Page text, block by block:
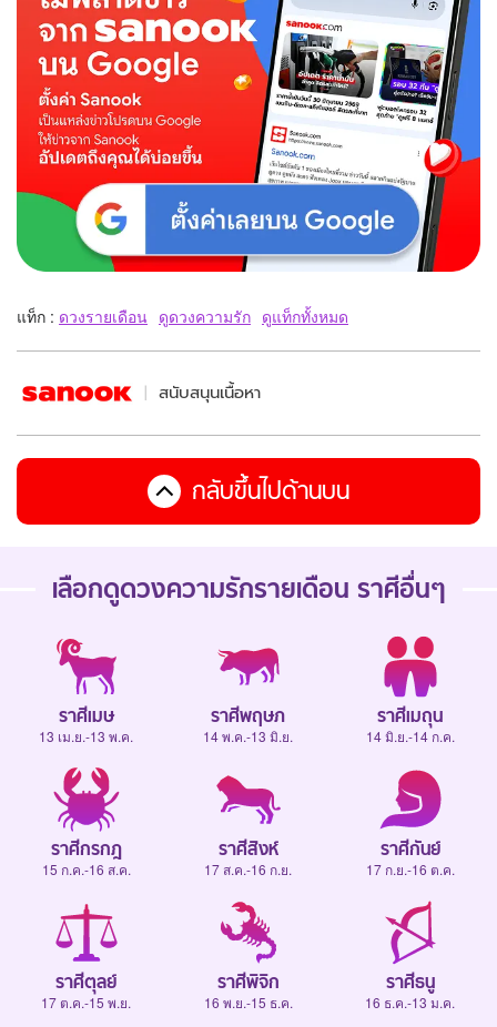
แท็ก : ดวงรายเดือน ดูดวงความรัก ดูแท็กทั้งหมด
สนับสนุนเนื้อหา
กลับขึ้นไปด้านบน
เลือกดูดวงความรักรายเดือน ราศีอื่นๆ
ราศีเมษ
13 เม.ย.-13 พ.ค.
ราศีพฤษภ
14 พ.ค.-13 มิ.ย.
ราศีเมถุน
14 มิ.ย.-14 ก.ค.
ราศีกรกฎ
15 ก.ค.-16 ส.ค.
ราศีสิงห์
17 ส.ค.-16 ก.ย.
ราศีกันย์
17 ก.ย.-16 ต.ค.
ราศีตุลย์
17 ต.ค.-15 พ.ย.
ราศีพิจิก
16 พ.ย.-15 ธ.ค.
ราศีธนู
16 ธ.ค.-13 ม.ค.